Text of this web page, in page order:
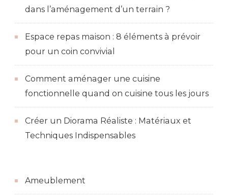
dans l’aménagement d’un terrain ?
Espace repas maison : 8 éléments à prévoir
pour un coin convivial
Comment aménager une cuisine
fonctionnelle quand on cuisine tous les jours
Créer un Diorama Réaliste : Matériaux et
Techniques Indispensables
Ameublement